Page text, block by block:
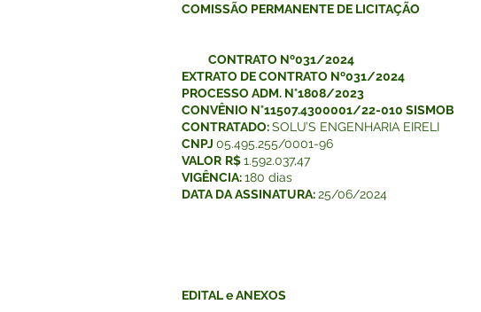
COMISSÃO PERMANENTE DE LICITAÇÃO
CONTRATO Nº031/2024
EXTRATO DE CONTRATO Nº031/2024
PROCESSO ADM. N°1808/2023
CONVÊNIO N°11507.4300001/22-010 SISMOB
CONTRATADO:SOLU’S ENGENHARIA EIRELI
CNPJ 05.495.255/0001-96
VALOR R$1.592.037,47
VIGÊNCIA:180 dias
DATA DA ASSINATURA:25/06/2024
EDITAL e ANEXOS